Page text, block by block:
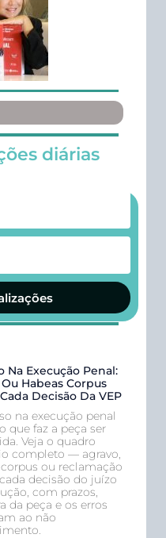
diárias
Na Execução Penal:
Habeas Corpus
Decisão Da VEP
na execução penal
que faz a peça ser
Veja o quadro
completo — agravo,
ou reclamação
decisão do juízo
com prazos,
da peça e os erros
ao não